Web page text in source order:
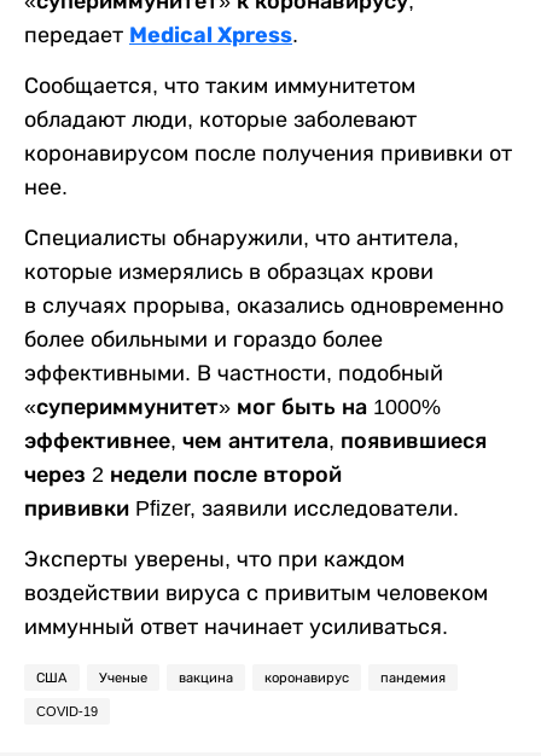
передает Medical Xpress.
Сообщается, что таким иммунитетом
обладают люди, которые заболевают
коронавирусом после получения прививки от
нее.
Специалисты обнаружили, что антитела,
которые измерялись в образцах крови
в случаях прорыва, оказались одновременно
более обильными и гораздо более
эффективными. В частности, подобный
«супериммунитет» мог быть на 1000%
эффективнее, чем антитела, появившиеся
через 2 недели после второй
прививки Pfizer, заявили исследователи.
Эксперты уверены, что при каждом
воздействии вируса с привитым человеком
иммунный ответ начинает усиливаться.
США Ученые вакцина коронавирус пандемия
COVID-19